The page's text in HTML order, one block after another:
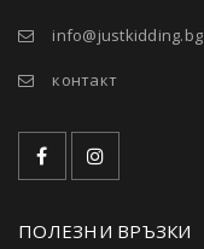
info@justkidding.bg
контакт
ПОЛЕЗНИ ВРЪЗКИ